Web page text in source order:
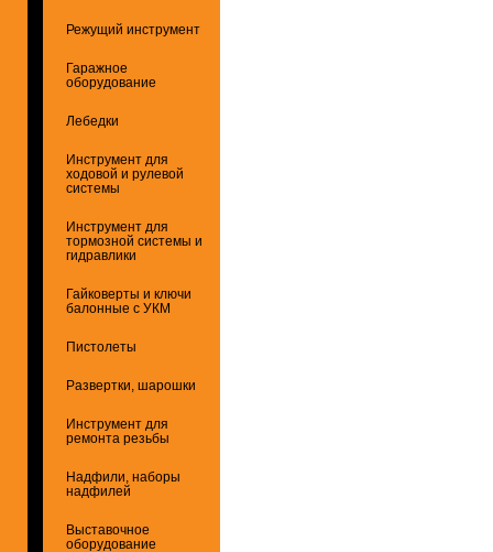
Режущий инструмент
Гаражное
оборудование
Лебедки
Инструмент для
ходовой и рулевой
системы
Инструмент для
тормозной системы и
гидравлики
Гайковерты и ключи
балонные с УКМ
Пистолеты
Развертки, шарошки
Инструмент для
ремонта резьбы
Надфили, наборы
надфилей
Выставочное
оборудование